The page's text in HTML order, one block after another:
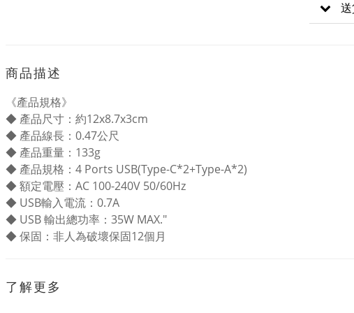
商品描述
《產品規格》
◆ 產品尺寸：約12x8.7x3cm
◆ 產品線長：0.47公尺
◆ 產品重量：133g
◆ 產品規格：4 Ports USB(Type-C*2+Type-A*2)
◆ 額定電壓：AC 100-240V 50/60Hz
◆ USB輸入電流：0.7A
◆ USB 輸出總功率：35W MAX."
◆ 保固：非人為破壞保固12個月
了解更多